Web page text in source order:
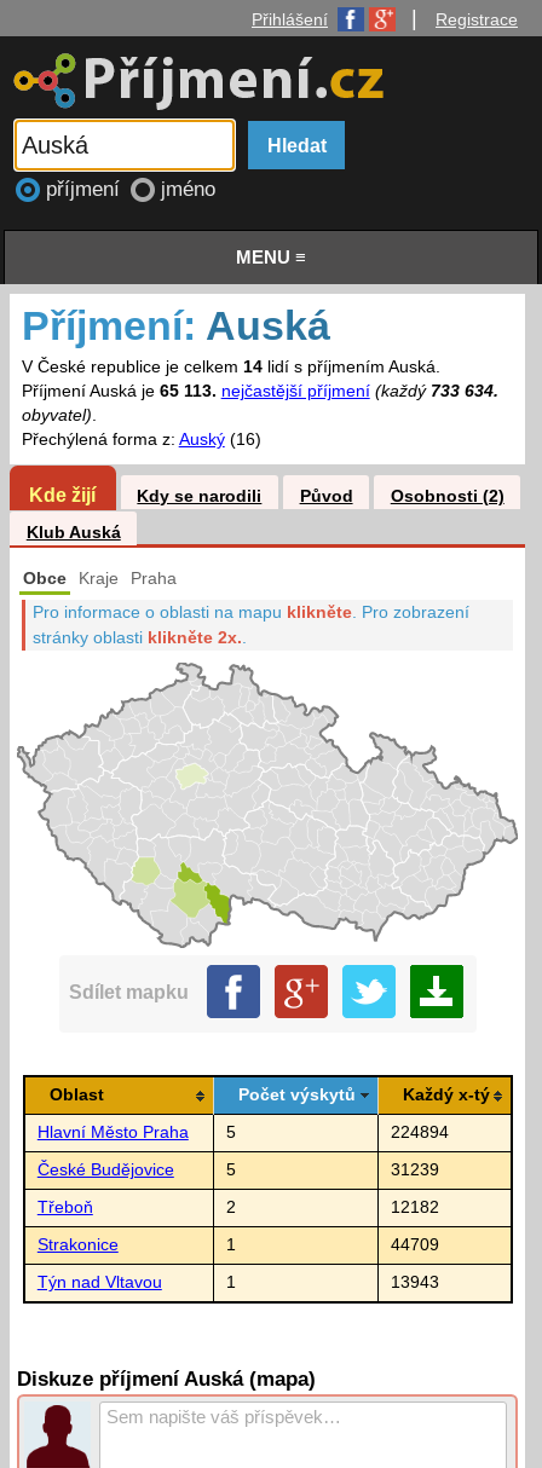
Přihlášení Registrace
příjmení jméno
MENU ≡
Příjmení: Auská
V České republice je celkem 14lidí s příjmením Auská.
Příjmení Auská je 65 113. nejčastější příjmení (každý 733 634.
obyvatel).
Přechýlená forma z: Auský(16)
Kde žijí Kdy se narodili Původ
Osobnosti (2)
Klub Auská
Obce Kraje Praha
Pro informace o oblasti na mapu klikněte Pro zobrazení
stránky oblasti klikněte 2x.
Sdílet mapku
Oblast Počet výskytů Každý x-tý
Hlavní Město Praha 5 224894
České Budějovice 5 31239
Třeboň 2 12182
Strakonice 1 44709
Týn nad Vltavou 1 13943
Diskuze příjmení Auská (mapa)